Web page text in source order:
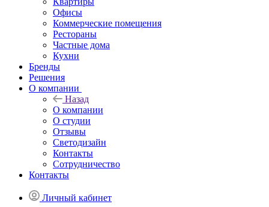
Офисы
Коммерческие помещения
Рестораны
Частные дома
Кухни
Бренды
Решения
О компании
Назад
О компании
О студии
Отзывы
Светодизайн
Контакты
Сотрудничество
Контакты
Личный кабинет